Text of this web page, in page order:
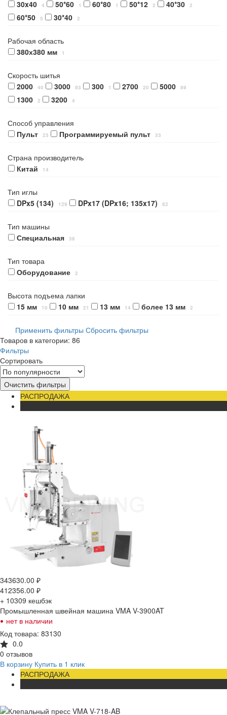
30x40 4 50*60 1 60*80 1 50*12 2 40*30 2
60*50 5 30*40 2
Рабочая область
380х380 мм
1
Скорость шитья
2000
40 3000 93 300 1 2700 20 5000 89
1300 2 3200 4
Способ управления
Пульт
23 Программируемый пульт 33
Страна производитель
Китай
14
Тип иглы
DPx5 (134)
129 DPx17 (DPx16; 135x17) 82
Тип машины
Специальная
38
Тип товара
Оборудование
2
Высота подъема лапки
15 мм
10 10 мм 21 13 мм 14 более 13 мм 2
Применить фильтры Сбросить фильтры
Товаров в категории: 86
Фильтры
Сортировать
Очистить фильтры
РАСПРОДАЖА
343630.00 ₽
412356.00 ₽
+ 10309 кешбэк
Промышленная швейная машина VMA V-3900AT
• нет в наличии
Код товара: 83130
0.0
0 отзывов
В корзину Купить в 1 клик
РАСПРОДАЖА